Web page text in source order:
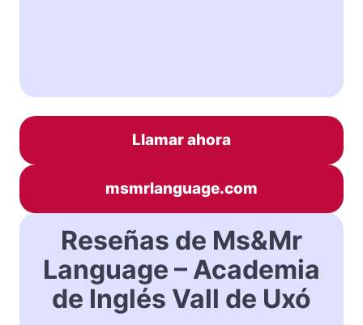
Llamar ahora
msmrlanguage.com
Reseñas de Ms&Mr
Language – Academia
de Inglés Vall de Uxó